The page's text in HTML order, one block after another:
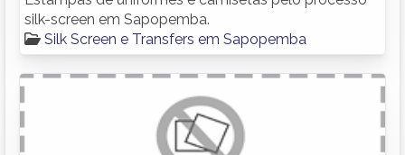
silk-screen em Sapopemba.
Silk Screen e Transfers em Sapopemba